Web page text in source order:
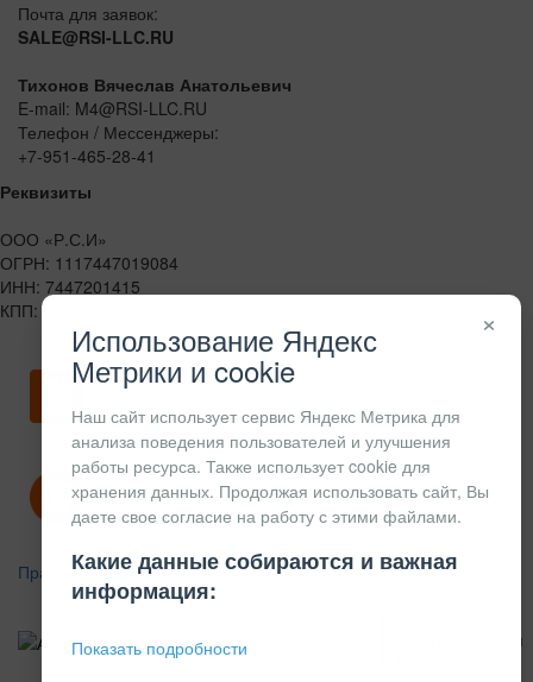
Почта для заявок:
SALE@RSI-LLC.RU
Тихонов Вячеслав Анатольевич
E-mail: M4@RSI-LLC.RU
Телефон / Мессенджеры:
+7-951-465-28-41
Реквизиты
ООО «Р.С.И»
ОГРН: 1117447019084
ИНН: 7447201415
КПП: 744701001
Скачать карточку предприятия
Политика конфиденциальности
Правила возврата
КОНСТРУКЦИОННЫЙ
×
Использование Яндекс
Метрики и cookie
Наш сайт использует сервис Яндекс Метрика для
анализа поведения пользователей и улучшения
работы ресурса. Также использует cookie для
хранения данных. Продолжая использовать сайт, Вы
даете свое согласие на работу с этими файлами.
Какие данные собираются и важная
информация:
Показать подробности